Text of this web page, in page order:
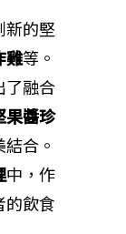
新的堅
雞等。
了融合
果醬珍
合。
中，作
的飲食